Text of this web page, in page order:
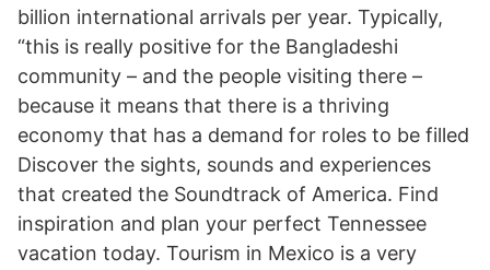
billion international arrivals per year. Typically,
“this is really positive for the Bangladeshi
community – and the people visiting there –
because it means that there is a thriving
economy that has a demand for roles to be filled
Discover the sights, sounds and experiences
that created the Soundtrack of America. Find
inspiration and plan your perfect Tennessee
vacation today. Tourism in Mexico is a very